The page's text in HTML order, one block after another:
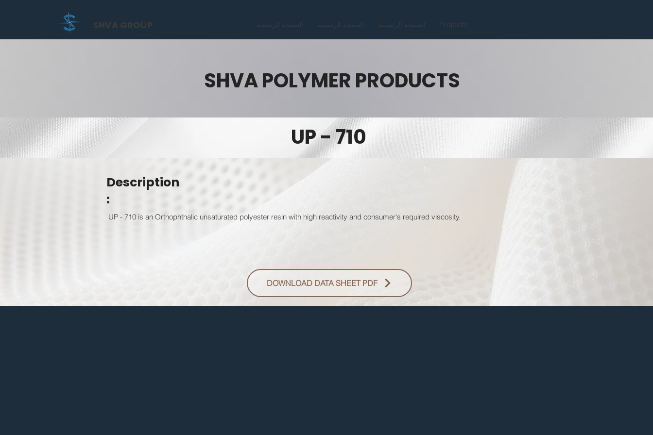
الصفحة الرئيسية الصفحة الرئيسية الصفحة الرئيسية Projects
SHVA GROUP
SHVA POLYMER PRODUCTS
UP - 710
Description
:
UP - 710 is an Orthophthalic unsaturated polyester resin with high reactivity and consumer's required viscosity.
DOWNLOAD DATA SHEET PDF